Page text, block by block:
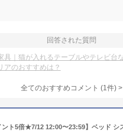
回答された質問
具｜猫が入れるテーブルやテレビ台
アのおすすめは？
全てのおすすめコメント (1件) >